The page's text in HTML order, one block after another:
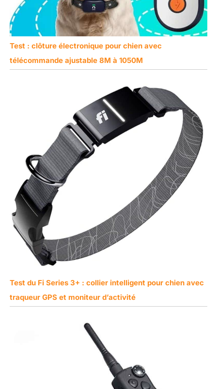
Test : clôture électronique pour chien avec
télécommande ajustable 8M à 1050M
Test du Fi Series 3+ : collier intelligent pour chien avec
traqueur GPS et moniteur d’activité